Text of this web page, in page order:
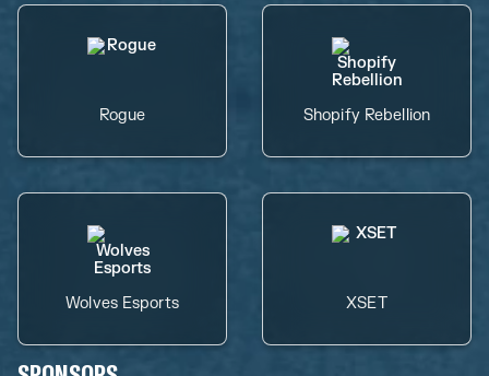
Rogue Shopify Rebellion
Wolves Esports XSET